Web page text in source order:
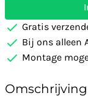
Gratis
Bij ons alleen
Montage
Omschrijving